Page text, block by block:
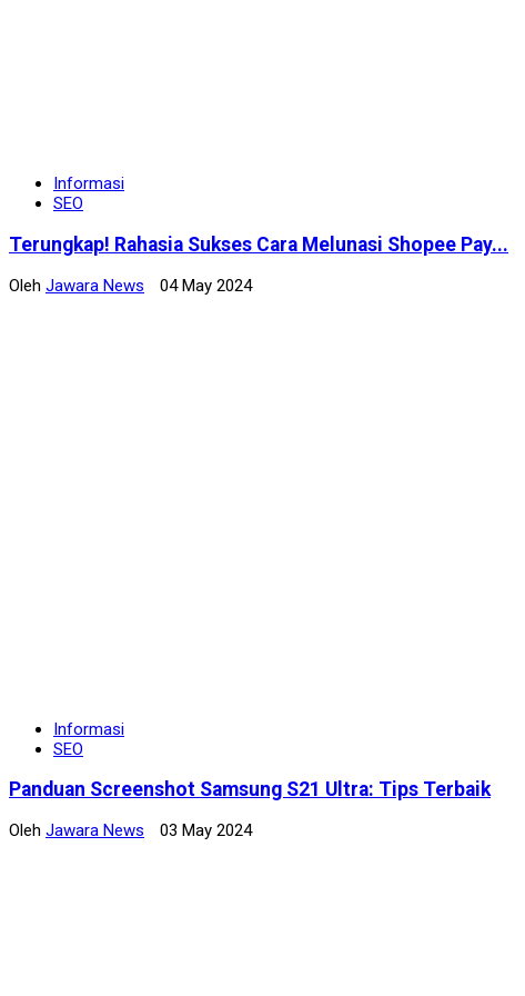
Informasi
SEO
Terungkap! Rahasia Sukses Cara Melunasi Shopee Pay...
Oleh Jawara News 04 May 2024
Informasi
SEO
Panduan Screenshot Samsung S21 Ultra: Tips Terbaik
Oleh Jawara News 03 May 2024